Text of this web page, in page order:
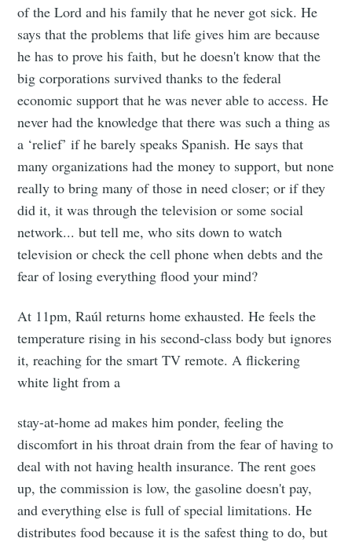
of the Lord and his family that he never got sick. He
says that the problems that life gives him are because
he has to prove his faith, but he doesn't know that the
big corporations survived thanks to the federal
economic support that he was never able to access. He
never had the knowledge that there was such a thing as
a ‘relief’ if he barely speaks Spanish. He says that
many organizations had the money to support, but none
really to bring many of those in need closer; or if they
did it, it was through the television or some social
network... but tell me, who sits down to watch
television or check the cell phone when debts and the
fear of losing everything flood your mind?
At 11pm, Raúl returns home exhausted. He feels the
temperature rising in his second-class body but ignores
it, reaching for the smart TV remote. A flickering
white light from a
stay-at-home ad makes him ponder, feeling the
discomfort in his throat drain from the fear of having to
deal with not having health insurance. The rent goes
up, the commission is low, the gasoline doesn't pay,
and everything else is full of special limitations. He
distributes food because it is the safest thing to do, but